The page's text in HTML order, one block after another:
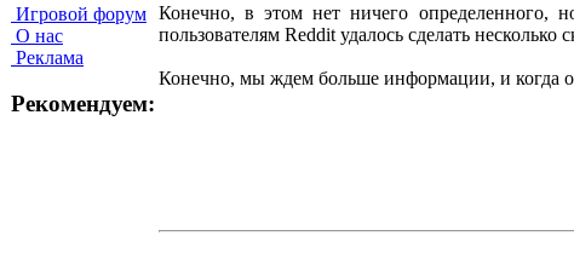
Игровой форум
О нас
Реклама
Рекомендуем:
Конечно, в этом нет ничего определенного,
пользователям Reddit удалось сделать
Конечно, мы ждем больше информации, и когда